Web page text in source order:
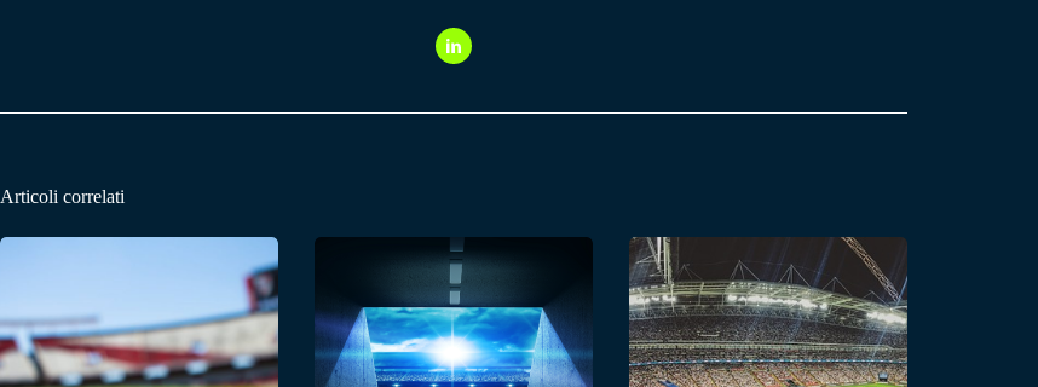
Articoli correlati